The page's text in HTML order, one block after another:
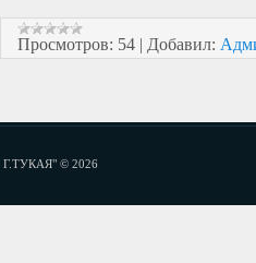
Просмотров: 54 Добавил:
© 2026